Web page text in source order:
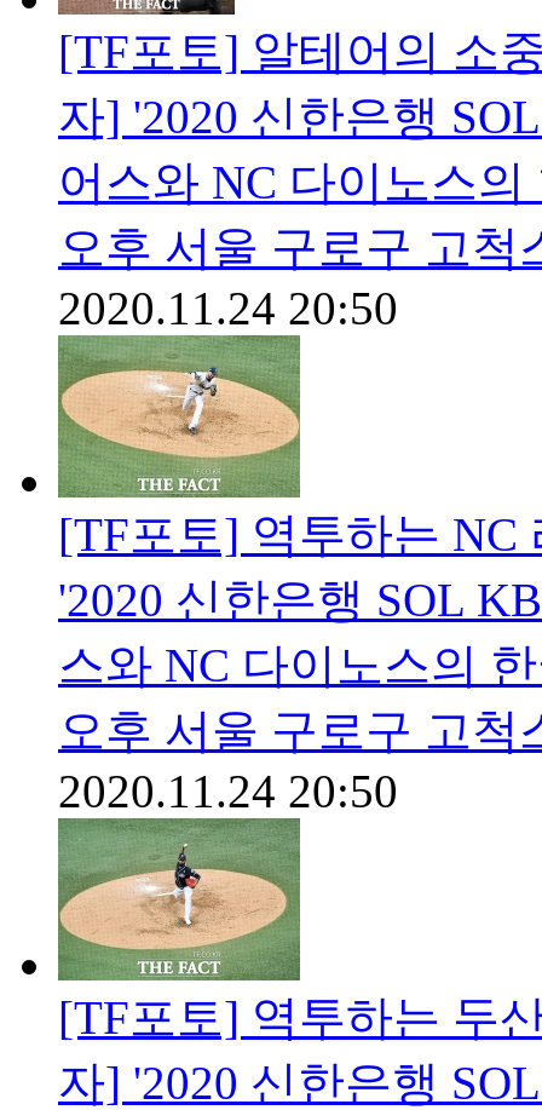
[TF포토] 알테어의 소
자] '2020 신한은행
어스와 NC 다이노스
오후 서울 구로구 고척
2020.11.24 20:50
[TF포토] 역투하는 NC
'2020 신한은행 SOL
스와 NC 다이노스의
오후 서울 구로구 고척
2020.11.24 20:50
[TF포토] 역투하는 두
자] '2020 신한은행